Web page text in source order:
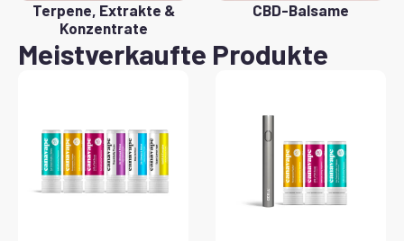
Terpene, Extrakte &
Konzentrate
CBD-Balsame
Meistverkaufte Produkte